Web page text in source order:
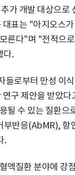
가 개발 대상으로
대표는 "아지오스
른다"며 "전적으
다.
들로부터 만성 이
연구 제안을 받았
될 수 있는 질환으
부반응(AbMR), 항
.
액질환 분야에 강